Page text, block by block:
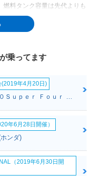
料タンク容量は先代よりも
ィオは、登場とともに、い
「SR」を設定。3モデル構
もに、前後連動式のコンビ
2000年モデル）では、平
に酸化触媒を採用するなど
として、ライブディオJが
ライブディオZXとライブ
みが記され、素の「ライブ
（ZX/S)は2002年モデルま
載の4世代目ディオ「スマー
乗ってます
(2019年4月20日)
しょうやさん:ＣＢ４００Ｓｕｐｅｒ Ｆｏｕｒ ＶＴＥＣ ＳＰＥＣ３(ホンダ)
年6月28日開催）
ンダ)
（2019年6月30日開